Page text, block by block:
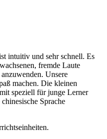
intuitiv und sehr schnell. Es
fremde Laute
Unsere
machen. Die kleinen
speziell für junge Lerner
Sprache